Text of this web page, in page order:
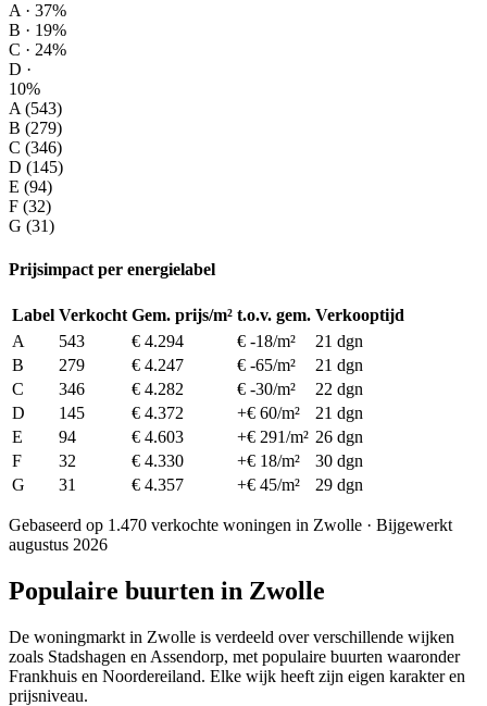
A · 37%
B · 19%
C · 24%
D ·
10%
A (543)
B (279)
C (346)
D (145)
E (94)
F (32)
G (31)
Prijsimpact per energielabel
Label Verkocht Gem. prijs/m² t.o.v. gem. Verkooptijd
A
543 € 4.294 € -18/m²
21 dgn
B
279 € 4.247 € -65/m²
21 dgn
C
346 € 4.282 € -30/m²
22 dgn
D
145 € 4.372 +€ 60/m²
21 dgn
E
94 € 4.603 +€ 291/m² 26 dgn
F
32 € 4.330 +€ 18/m²
30 dgn
G
31 € 4.357 +€ 45/m² 29 dgn
Gebaseerd op 1.470 verkochte woningen in Zwolle · Bijgewerkt
augustus 2026
Populaire buurten in Zwolle
De woningmarkt in Zwolle is verdeeld over verschillende wijken
zoals Stadshagen en Assendorp, met populaire buurten waaronder
Frankhuis en Noordereiland. Elke wijk heeft zijn eigen karakter en
prijsniveau.